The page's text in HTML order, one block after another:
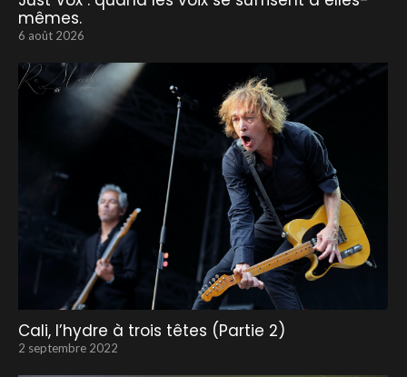
mêmes.
6 août 2026
Cali, l’hydre à trois têtes (Partie 2)
2 septembre 2022